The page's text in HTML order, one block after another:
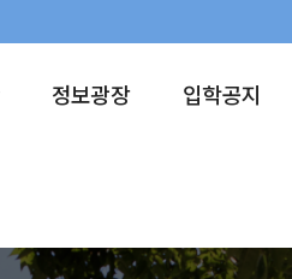
정보광장 입학공지